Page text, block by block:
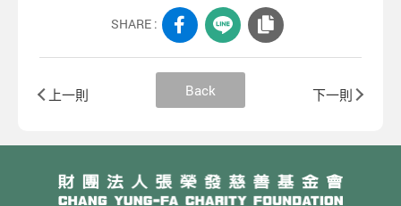
SHARE :
上一則 Back 下一則